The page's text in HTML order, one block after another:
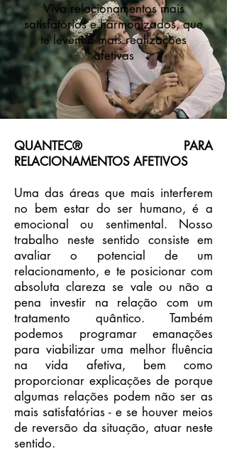
Viva relacionamentos mais
satisfatórios e harmonizados, que
te levem à mais realizações
afetivas
QUANTEC® PARA
RELACIONAMENTOS AFETIVOS
Uma das áreas que mais interferem
no bem estar do ser humano, é a
emocional ou sentimental. Nosso
trabalho neste sentido consiste em
avaliar o potencial de um
relacionamento, e te posicionar com
absoluta clareza se vale ou não a
pena investir na relação com um
tratamento quântico. Também
podemos programar emanações
para viabilizar uma melhor fluência
na vida afetiva, bem como
proporcionar explicações de porque
algumas relações podem não ser as
mais satisfatórias - e se houver meios
de reversão da situação, atuar neste
sentido.